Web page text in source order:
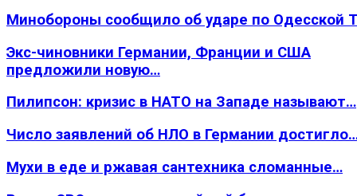
Минобороны сообщило об ударе по Одесской
Экс-чиновники Германии, Франции и США
предложили новую…
Пилипсон: кризис в НАТО на Западе называют…
Число заявлений об НЛО в Германии
Мухи в еде и ржавая сантехника сломанные…